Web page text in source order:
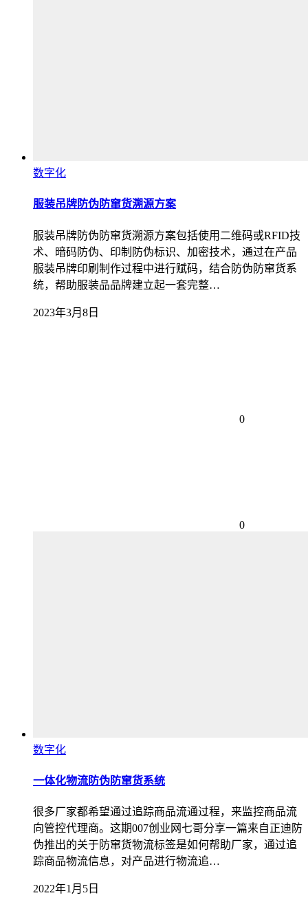
数字化
服装吊牌防伪防窜货溯源方案
服装吊牌防伪防窜货溯源方案包括使用二维码或RFID技
术、暗码防伪、印制防伪标识、加密技术，通过在产品
服装吊牌印刷制作过程中进行赋码，结合防伪防窜货系
统，帮助服装品品牌建立起一套完整…
2023年3月8日
0
0
数字化
一体化物流防伪防窜货系统
很多厂家都希望通过追踪商品流通过程，来监控商品流
向管控代理商。这期007创业网七哥分享一篇来自正迪防
伪推出的关于防窜货物流标签是如何帮助厂家，通过追
踪商品物流信息，对产品进行物流追…
2022年1月5日